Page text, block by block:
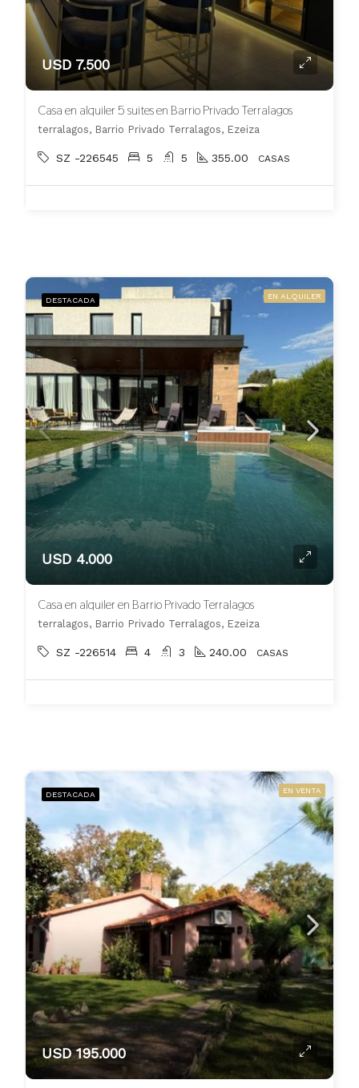
USD 7.500
Casa en alquiler 5 suites en Barrio Privado Terralagos
terralagos, Barrio Privado Terralagos, Ezeiza
SZ -226545 5 5 355.00 CASAS
DESTACADA EN ALQUILER
USD 4.000
Casa en alquiler en Barrio Privado Terralagos
terralagos, Barrio Privado Terralagos, Ezeiza
SZ -226514 4 3 240.00 CASAS
DESTACADA EN VENTA
USD 195.000